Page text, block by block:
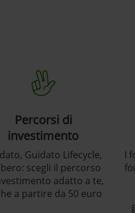
Percorsi di
investimento
Guidato Lifecycle,
scegli il percorso
adatto a te,
a partire da 50 euro
I